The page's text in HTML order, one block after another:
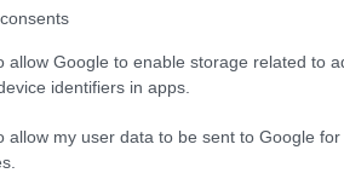
allow Google to enable storage related to
identifiers in apps.
allow my user data to be sent to Google